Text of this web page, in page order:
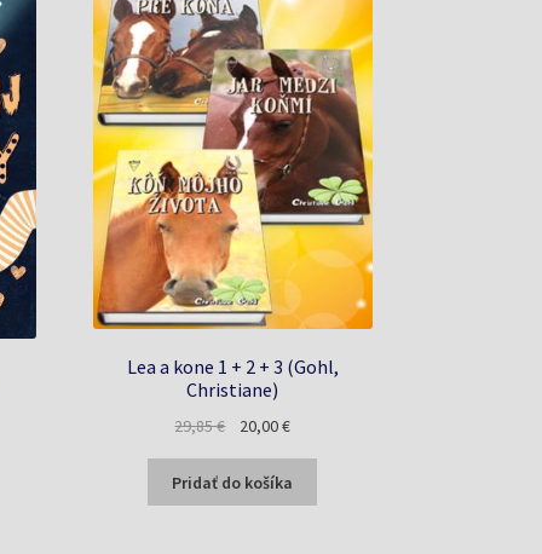
Lea a kone 1 + 2 + 3 (Gohl,
Christiane)
29,85€
Pôvodná
bola:
29,85 €.
20,00€Aktuálna
je:
20,00 €.
Pridať do košíka